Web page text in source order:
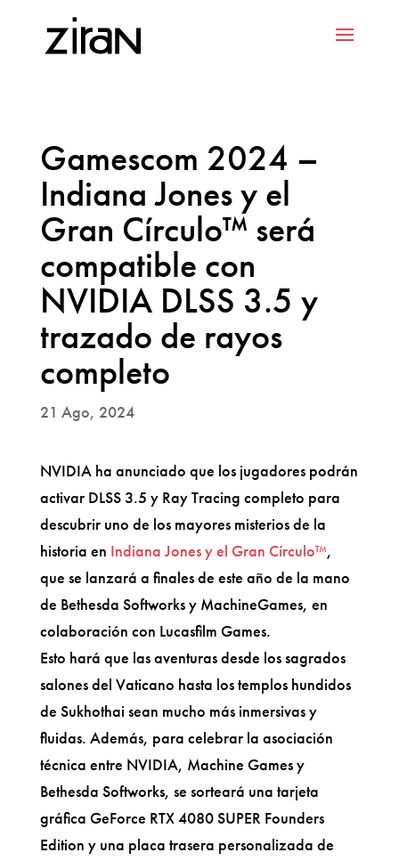
Gamescom 2024 –
Indiana Jones y el
Gran Círculo™ será
compatible con
NVIDIA DLSS 3.5 y
trazado de rayos
completo
21 Ago, 2024
NVIDIA ha anunciado que los jugadores podrán
activar DLSS 3.5 y Ray Tracing completo para
descubrir uno de los mayores misterios de la
historia en Indiana Jones y el Gran Círculo™,
que se lanzará a finales de este año de la mano
de Bethesda Softworks y MachineGames, en
colaboración con Lucasfilm Games.
Esto hará que las aventuras desde los sagrados
salones del Vaticano hasta los templos hundidos
de Sukhothai sean mucho más inmersivas y
fluidas. Además, para celebrar la asociación
técnica entre NVIDIA, Machine Games y
Bethesda Softworks, se sorteará una tarjeta
gráfica GeForce RTX 4080 SUPER Founders
Edition y una placa trasera personalizada de